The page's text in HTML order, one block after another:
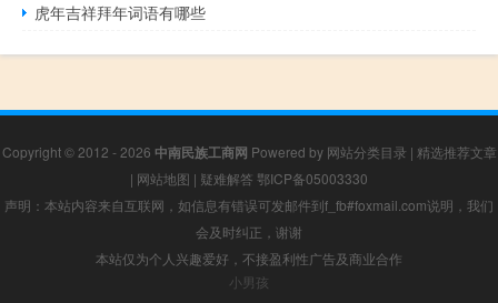
虎年吉祥拜年词语有哪些
Copyright © 2012 - 2026 中南民族工商网 Powered by 网站分类目录 | 精选推荐文章
| 网站地图 | 疑难解答 鄂ICP备05003330
声明：本站内容来自互联网，如信息有错误可发邮件到f_fb#foxmail.com说明，我们
会及时纠正，谢谢
本站仅为个人兴趣爱好，不接盈利性广告及商业合作
小男孩